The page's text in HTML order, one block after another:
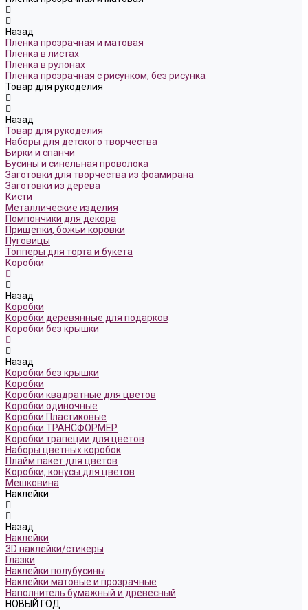
Назад
Пленка прозрачная и матовая
Пленка в листах
Пленка в рулонах
Пленка прозрачная с рисунком, без рисунка
Товар для рукоделия
Назад
Товар для рукоделия
Наборы для детского творчества
Бирки и спанчи
Бусины и синельная проволока
Заготовки для творчества из фоамирана
Заготовки из дерева
Кисти
Металлические изделия
Помпончики для декора
Прищепки, божьи коровки
Пуговицы
Топперы для торта и букета
Коробки
Назад
Коробки
Коробки деревянные для подарков
Коробки без крышки
Назад
Коробки без крышки
Коробки
Коробки квадратные для цветов
Коробки одиночные
Коробки Пластиковые
Коробки ТРАНСФОРМЕР
Коробки трапеции для цветов
Наборы цветных коробок
Плайм пакет для цветов
Коробки, конусы для цветов
Мешковина
Наклейки
Назад
Наклейки
3D наклейки/стикеры
Глазки
Наклейки полубусины
Наклейки матовые и прозрачные
Наполнитель бумажный и древесный
НОВЫЙ ГОД